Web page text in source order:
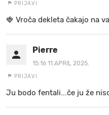
PRIJAVI
🍓 V r o č a d e k l e t a ča k a jo
Pierre
15:16 11.APRIL 2025.
PRIJAVI
Ju bodo fentali...če ju že